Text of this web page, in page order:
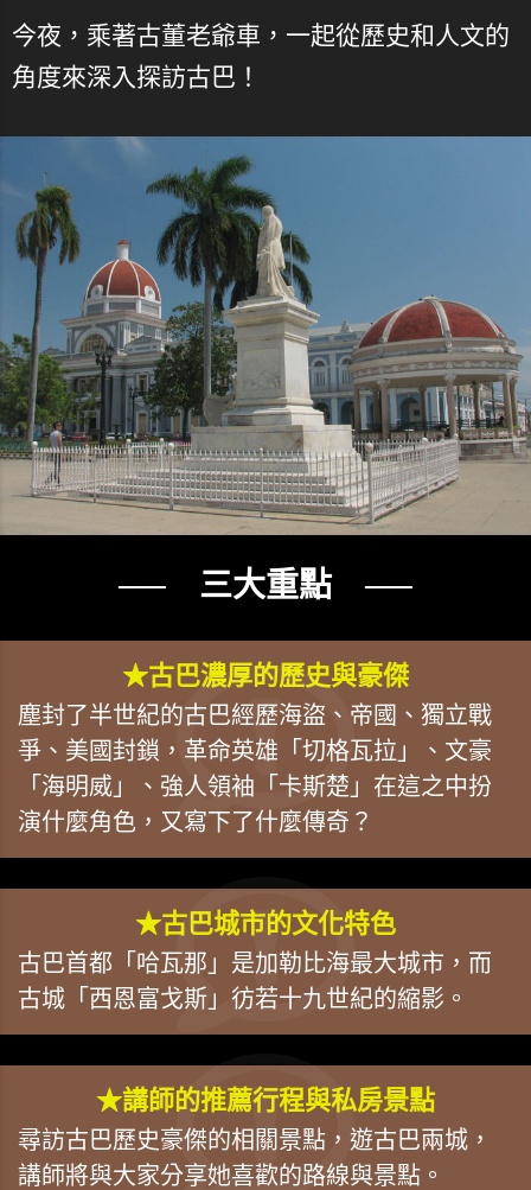
今夜，乘著古董老爺車，一起從歷史和人文的
角度來深入探訪古巴！
── 三大重點 ──
★古巴濃厚的歷史與豪傑
塵封了半世紀的古巴經歷海盜、帝國、獨立戰
爭、美國封鎖，革命英雄「切格瓦拉」、文豪
「海明威」、強人領袖「卡斯楚」在這之中扮
演什麼角色，又寫下了什麼傳奇？
★古巴城市的文化特色
古巴首都「哈瓦那」是加勒比海最大城市，而
古城「西恩富戈斯」彷若十九世紀的縮影。
★講師的推薦行程與私房景點
尋訪古巴歷史豪傑的相關景點，遊古巴兩城，
講師將與大家分享她喜歡的路線與景點。